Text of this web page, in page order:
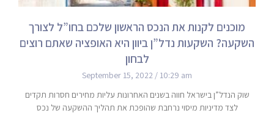
מוכנים לקנות את הנכס הראשון שלכם בחו”ל לצורך
השקעה? השקעות נדל”ן ביוון היא האופציה שאתם רוצים
לבחון
September 15, 2022
10:29 am
שוק הנדל”ן בישראל חווה בשנים האחרונות עליות מחירים חסרות תקדים
לצד מדיניות מיסוי נרחבת שהופכת את תהליך ההשקעה של נכס